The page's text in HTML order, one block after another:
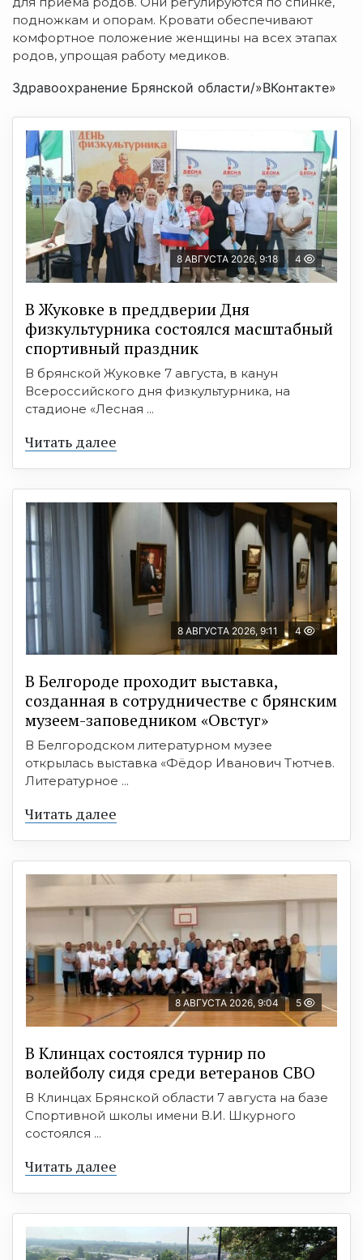
подножкам и опорам. Кровати обеспечивают
комфортное положение женщины на всех этапах
родов, упрощая работу медиков.
Здравоохранение Брянской области/»ВКонтакте»
8 АВГУСТА 2026, 9:18 4
В Жуковке в преддверии Дня
физкультурника состоялся масштабный
спортивный праздник
В брянской Жуковке 7 августа, в канун
Всероссийского дня физкультурника, на
стадионе «Лесная ...
Читать далее
8 АВГУСТА 2026, 9:11 4
В Белгороде проходит выставка,
созданная в сотрудничестве с брянским
музеем-заповедником «Овстуг»
В Белгородском литературном музее
открылась выставка «Фёдор Иванович Тютчев.
Литературное ...
Читать далее
8 АВГУСТА 2026, 9:04 5
В Клинцах состоялся турнир по
волейболу сидя среди ветеранов СВО
В Клинцах Брянской области 7 августа на базе
Спортивной школы имени В.И. Шкурного
состоялся ...
Читать далее